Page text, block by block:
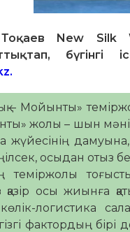
New Silk
бүгінгі
– Мойынты»
жолы – шын
жүйесінің
осыдан отыз
қазір осы жиынға
логистика
фактордың бірі